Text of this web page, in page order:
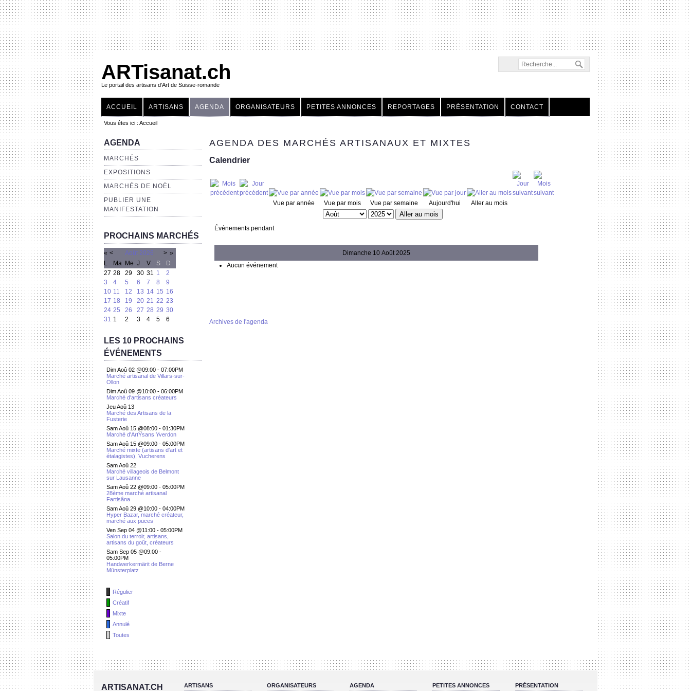
ARTisanat.ch
Le portail des artisans d'Art de Suisse-romande
ACCUEIL ARTISANS AGENDA ORGANISATEURS PETITES ANNONCES REPORTAGES PRÉSENTATION CONTACT
Vous êtes ici : Accueil
AGENDA
MARCHÉS
EXPOSITIONS
MARCHÉS DE NOËL
PUBLIER UNE
MANIFESTATION
PROCHAINS MARCHÉS
« < Août 2026 > »
L
Ma Me J V S
D
27 28 29 30 31 1
2
3
4 5 6 7 8
9
10 11 12 13 14 15 16
17 18 19 20 21 22 23
24 25 26 27 28 29 30
31 1 2 3 4 5 6
LES 10 PROCHAINS
ÉVÉNEMENTS
Dim Aoû 02 @09:00 - 07:00PM
Marché artisanal de Villars-sur-
Ollon
Dim Aoû 09 @10:00 - 06:00PM
Marché d'artisans créateurs
Jeu Aoû 13
Marché des Artisans de la
Fusterie
Sam Aoû 15 @08:00 - 01:30PM
Marché d'ArtYsans Yverdon
Sam Aoû 15 @09:00 - 05:00PM
Marché mixte (artisans d'art et
étalagistes), Vucherens
Sam Aoû 22
Marché villageois de Belmont
sur Lausanne
Sam Aoû 22 @09:00 - 05:00PM
28ème marché artisanal
Fartisâna
Sam Aoû 29 @10:00 - 04:00PM
Hyper Bazar, marché créateur,
marché aux puces
Ven Sep 04 @11:00 - 05:00PM
Salon du terroir, artisans,
artisans du goût, créateurs
Sam Sep 05 @09:00 -
05:00PM
Handwerkermärit de Berne
Münsterplatz
Régulier
Créatif
Mixte
Annulé
Toutes
AGENDA DES MARCHÉS ARTISANAUX ET MIXTES
Calendrier
Vue par année Vue par mois Vue par semaine Aujourd'hui Aller au mois
Aller au mois
Événements pendant
Dimanche 10 Août 2025
Aucun événement
Archives de l'agenda
ARTISANAT.CH ARTISANS ORGANISATEURS AGENDA PETITES ANNONCES PRÉSENTATION